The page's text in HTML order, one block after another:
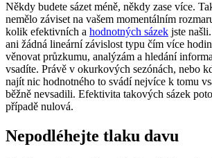
Někdy budete sázet méně, někdy zase více.
nemělo záviset na vašem momentálním
kolik efektivních a hodnotných sázek jste
ani žádná lineární závislost typu čím více
věnovat průzkumu, analýzám a hledání
vsadíte. Právě v okurkových sezónách, nebo
najít nic hodnotného to svádí nejvíce k tomu
běžně nevsadili. Efektivita takových sázek
případě nulová.
Nepodléhejte tlaku davu